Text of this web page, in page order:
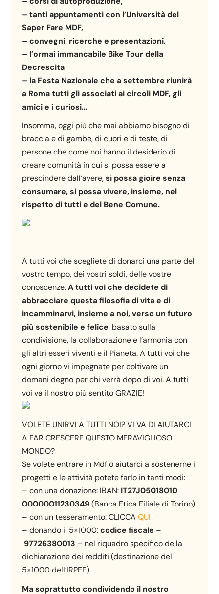
– tanti appuntamenti con l’Università del
Saper Fare MDF,
– convegni, ricerche e presentazioni,
– l’ormai immancabile Bike Tour della
Decrescita
– la Festa Nazionale che a settembre riunirà
a Roma tutti gli associati ai circoli MDF, gli
amici e i curiosi…
Insomma, oggi più che mai abbiamo bisogno di
braccia e di gambe, di cuori e di teste, di
persone che come noi hanno il desiderio di
creare comunità in cui si possa essere a
prescindere dall’avere,si possa gioire senza
consumare, si possa vivere, insieme, nel
rispetto di tutti e del Bene Comune.
A tutti voi che scegliete di donarci una parte del
vostro tempo, dei vostri soldi, delle vostre
conoscenze.A tutti voi che decidete di
abbracciare questa filosofia di vita e di
incamminarvi, insieme a noi, verso un futuro
più sostenibile e felice, basato sulla
condivisione, la collaborazione e l’armonia con
gli altri esseri viventi e il Pianeta. A tutti voi che
ogni giorno vi impegnate per coltivare un
domani degno per chi verrà dopo di voi. A tutti
voi va il nostro più sentito GRAZIE!
VOLETE UNIRVI A TUTTI NOI? VI VA DI AIUTARCI
A FAR CRESCERE QUESTO MERAVIGLIOSO
MONDO?
Se volete entrare in Mdf o aiutarci a sostenerne i
progetti e le attività potete farlo in tanti modi:
– con una donazione: IBAN: IT27J05018010
00000011230349(Banca Etica Filiale di Torino)
– con un tesseramento: CLICCAQUI
– donando il 5×1000:codice fiscale –
97726380013 – nel riquadro specifico della
dichiarazione dei redditi (destinazione del
5×1000 dell’IRPEF).
Ma soprattutto condividendo il nostro